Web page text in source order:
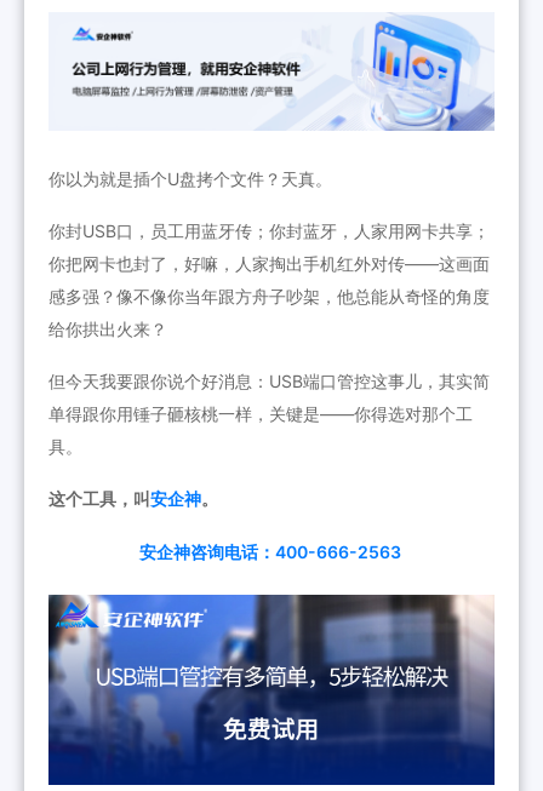
你以为就是插个U盘拷个文件？天真。
你封USB口，员工用蓝牙传；你封蓝牙，人家用网卡共享；
你把网卡也封了，好嘛，人家掏出手机红外对传——这画面
感多强？像不像你当年跟方舟子吵架，他总能从奇怪的角度
给你拱出火来？
但今天我要跟你说个好消息：USB端口管控这事儿，其实简
单得跟你用锤子砸核桃一样，关键是——你得选对那个工
具。
这个工具，叫安企神。
安企神咨询电话：400-666-2563